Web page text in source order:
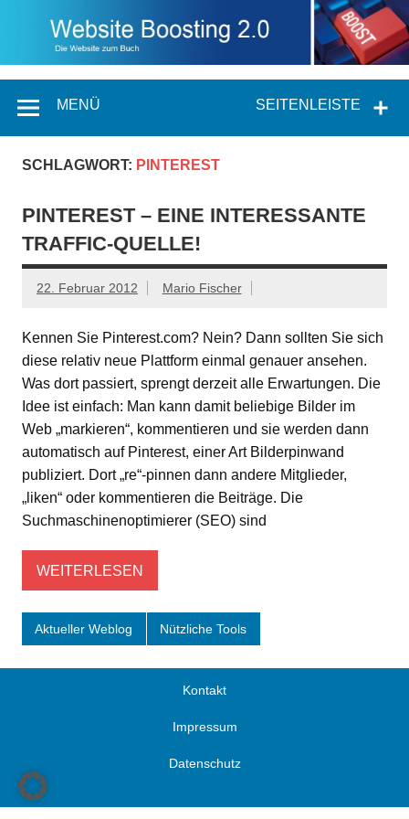
SEITENLEISTE
MENÜ
SCHLAGWORT: PINTEREST
PINTEREST – EINE INTERESSANTE
TRAFFIC-QUELLE!
22. Februar 2012 Mario Fischer
Kennen Sie Pinterest.com? Nein? Dann sollten Sie sich
diese relativ neue Plattform einmal genauer ansehen.
Was dort passiert, sprengt derzeit alle Erwartungen. Die
Idee ist einfach: Man kann damit beliebige Bilder im
Web „markieren“, kommentieren und sie werden dann
automatisch auf Pinterest, einer Art Bilderpinwand
publiziert. Dort „re“-pinnen dann andere Mitglieder,
„liken“ oder kommentieren die Beiträge. Die
Suchmaschinenoptimierer (SEO) sind
WEITERLESEN
Aktueller Weblog Nützliche Tools
Kontakt
Impressum
Datenschutz